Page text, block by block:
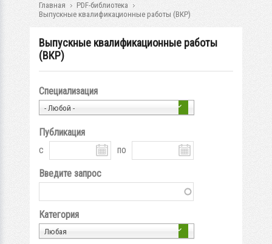
Главная
PDF-библиотека
Выпускные квалификационные работы (ВКР)
Выпускные квалификационные работы
(ВКР)
Специализация
- Любой -
Публикация
с
по
Введите запрос
Категория
Любая